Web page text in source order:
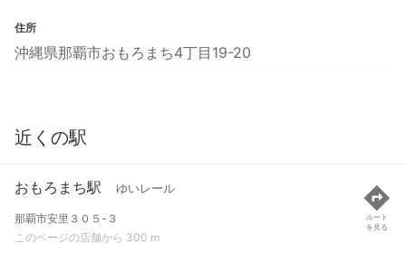
住所
沖縄県那覇市おもろまち4丁目19-20
近くの駅
おもろまち駅 ゆいレール
那覇市安里３０５-３
このページの店舗から 300 m
ルート
を見る